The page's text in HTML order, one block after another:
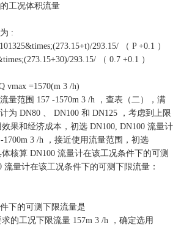
工况体积流量
:
293.15/ （ P +0.1 ）
293.15/ （ 0.7 +0.1 ）
vmax =1570(m 3 /h)
量范围 157 -1570m 3 /h ，查表（二），满
为 DN80 、 DN100 和 DN125 ，考虑到上限
果和经济成本，初选 DN100, DN100 流量计
1700m 3 /h ，接近使用流量范围，初选
核算 DN100 流量计在该工况条件下的可测
流量计在该工况条件下的可测下限流量：
下的可测下限流量是
的工况下限流量 157m 3 /h ，确定选用